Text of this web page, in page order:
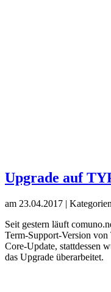
Upgrade auf
am 23.04.2017 |
Seit gestern läuft
Term-Support-Version
Core-Update, stattdessen
das Upgrade überarbeitet.